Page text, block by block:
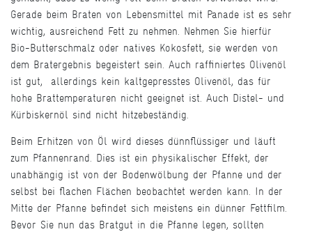
Gerade beim Braten von Lebensmittel mit Panade ist es sehr
wichtig, ausreichend Fett zu nehmen. Nehmen Sie hierfür
Bio-Butterschmalz oder natives Kokosfett, sie werden von
dem Bratergebnis begeistert sein. Auch raffiniertes Olivenöl
ist gut, allerdings kein kaltgepresstes Olivenöl, das für
hohe Brattemperaturen nicht geeignet ist. Auch Distel- und
Kürbiskernöl sind nicht hitzebeständig.
Beim Erhitzen von Öl wird dieses dünnflüssiger und läuft
zum Pfannenrand. Dies ist ein physikalischer Effekt, der
unabhängig ist von der Bodenwölbung der Pfanne und der
selbst bei flachen Flächen beobachtet werden kann. In der
Mitte der Pfanne befindet sich meistens ein dünner Fettfilm.
Bevor Sie nun das Bratgut in die Pfanne legen, sollten